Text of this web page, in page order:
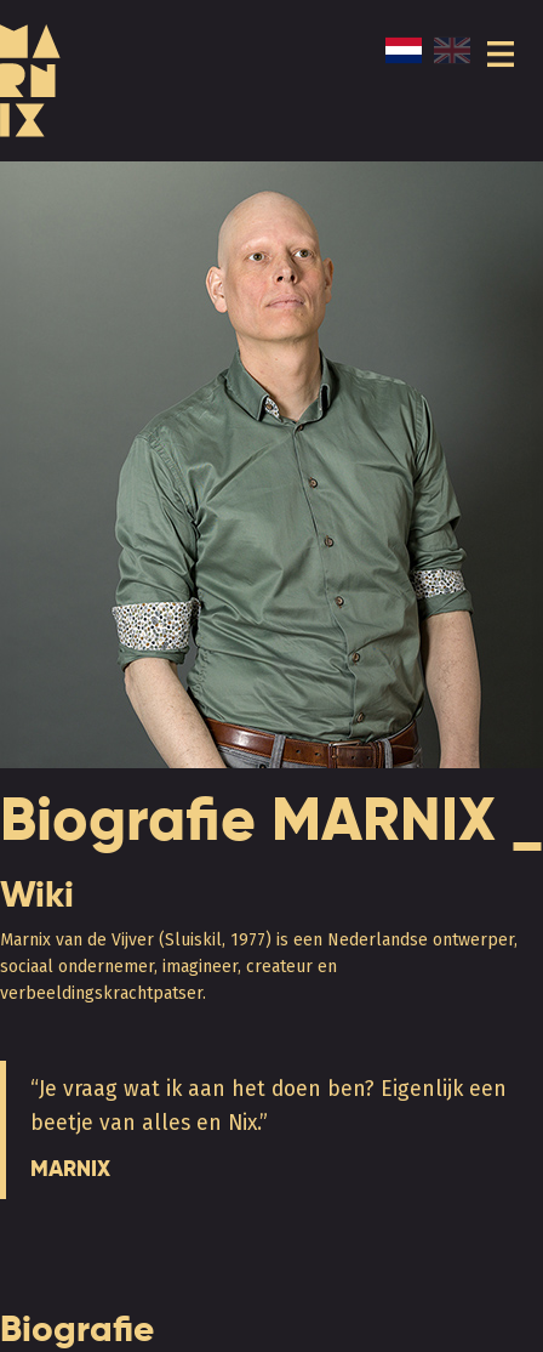
Biografie MARNIX _
Wiki
Marnix van de Vijver (Sluiskil, 1977) is een Nederlandse ontwerper,
sociaal ondernemer, imagineer, createur en
verbeeldingskrachtpatser.
“Je vraag wat ik aan het doen ben? Eigenlijk een
beetje van alles en Nix.”
MARNIX
Biografie